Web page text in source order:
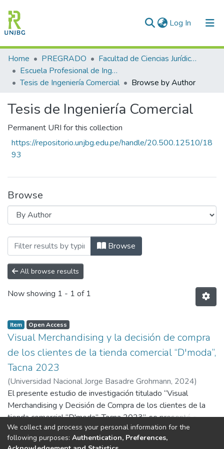
Log In (current)
Communities & Collections
All of DSpace
Home PREGRADO
Facultad de Ciencias Jurídicas y Empresariales
Escuela Profesional de Ingeniería Comercial
Tesis de Ingeniería Comercial
Browse by Author
Tesis de Ingeniería Comercial
Permanent URI for this collection
https://repositorio.unjbg.edu.pe/handle/20.500.12510/18
93
Browse
Browsing Tesis de Ingeniería Comercial
Browse
All browse results
Now showing 1 - 1 of 1
Item Open Access
Visual Merchandising y la decisión de compra
de los clientes de la tienda comercial “D'moda”,
Tacna 2023
(Universidad Nacional Jorge Basadre Grohmann, 2024)
Choquegonza Ccama, Lucia;Rochetti Herrera, Luis Alberto
El presente estudio de investigación titulado “Visual
Merchandising y Decisión de Compra de los clientes de la
tienda comercial “D'moda”, Tacna 2023”, se presentó como
trabajo de tesis para optar por el título de Ingeniero
Comercial en la Universidad Nacional Jorge Basadre
Show more
We collect and process your personal information for the
following purposes: Authentication, Preferences,